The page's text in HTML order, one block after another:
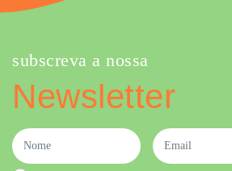
subscreva a nossa
Newsletter